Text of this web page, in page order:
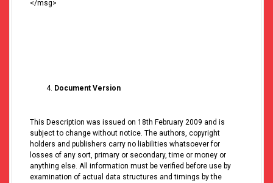
</msg>
Document Version
This Description was issued on 18th February 2009 and is
subject to change without notice. The authors, copyright
holders and publishers carry no liabilities whatsoever for
losses of any sort, primary or secondary, time or money or
anything else. All information must be verified before use by
examination of actual data structures and timings by the